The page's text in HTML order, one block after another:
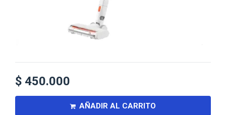
$ 450.000
AÑADIR AL CARRITO